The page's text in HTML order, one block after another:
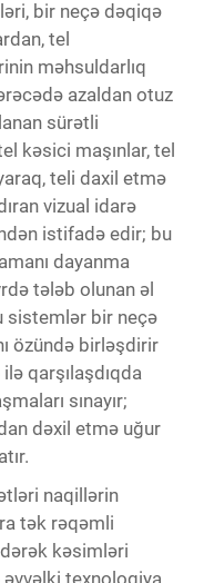
bir neçə dəqiqə
tel
məhsuldarlıq
azaldan otuz
sürətli
kəsici maşınlar, tel
teli daxil etmə
vizual idarə
istifadə edir; bu
dayanma
tələb olunan əl
sistemlər bir neçə
özündə birləşdirir
qarşılaşdıqda
sınayır;
dəxil etmə uğur
naqillərin
tək rəqəmli
kəsimləri
texnologiya